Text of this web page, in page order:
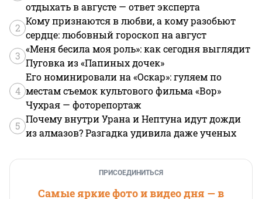
отдыхать в августе — ответ эксперта
2
Кому признаются в любви, а кому разобьют
сердце: любовный гороскоп на август
3
«Меня бесила моя роль»: как сегодня выглядит
Пуговка из «Папиных дочек»
4
Его номинировали на «Оскар»: гуляем по
местам съемок культового фильма «Вор»
Чухрая — фоторепортаж
5
Почему внутри Урана и Нептуна идут дожди
из алмазов? Разгадка удивила даже ученых
ПРИСОЕДИНИТЬСЯ
Самые яркие фото и видео дня — в